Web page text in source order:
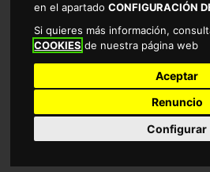
en el apartadoCONFIGURACIÓN
Si quieres más información,
COOKIES de nuestra página web
Aceptar
Renuncio
Configurar